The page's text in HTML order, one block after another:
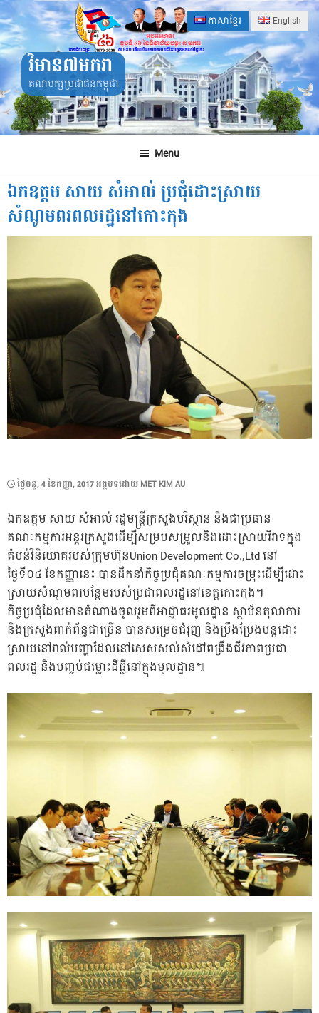
Skip
to
content
ភាសាខ្មែរ English
វិមាន៧មករា
គណបក្សប្រជាជនកម្ពុជា
Menu
ឯកឧត្តម សាយ សំអាល់ ប្រជុំដោះស្រាយ
សំណូមពរពលរដ្ឋនៅកោះកុង
POSTED
ថ្ងៃ​ចន្ទ, 4 ខែ​កញ្ញា, 2017អត្ថបទដោយ MET KIM AU
ឯកឧត្តម សាយ សំអាល់ រដ្ឋមន្ត្រីក្រសួងបរិស្ថាន និងជាប្រធាន
គណៈកម្មការអន្តរក្រសួងដើម្បីសម្របសម្រួលនិងដោះស្រាយវិវាទក្នុង
តំបន់វិនិយោគរបស់ក្រុមហ៊ុនUnion Development Co.,Ltd នៅ
ថ្ងៃទី០៤ ខែកញ្ញានេះ បានដឹកនាំកិច្ចប្រជុំគណៈកម្មការចម្រុះដើម្បីដោះ
ស្រាយសំណូមពរបន្ថែមរបស់ប្រជាពលរដ្ឋនៅខេត្តកោះកុង។
កិច្ចប្រជុំដែលមានតំណាងចូលរួមពីអាជ្ញាធរមូលដ្ឋាន ស្ថាប័នតុលាការ
និងក្រសួងពាក់ព័ន្ធជាច្រើន បានសម្រេចជំរុញ និងប្រឹងប្រែងបន្តដោះ
ស្រាយនៅរាល់បញ្ហាដែលនៅសេសសល់សំដៅពង្រឹងជីវភាពប្រជា
ពលរដ្ឋ និងបញ្ចប់ជម្លោះដីធ្លីនៅក្នុងមូលដ្ឋាន៕